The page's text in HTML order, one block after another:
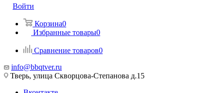
Войти
Корзина0
Избранные товары0
Сравнение товаров0
info@bbqtver.ru
Тверь, улица Скворцова-Степанова д.15